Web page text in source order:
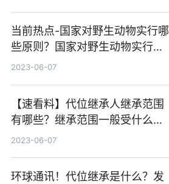
当前热点-国家对野生动物实行哪
些原则？国家对野生动物实行的
保护原则有什么？
2023-06-07
【速看料】代位继承人继承范围
有哪些？继承范围一般受什么限
制？
2023-06-07
环球通讯！代位继承是什么？发